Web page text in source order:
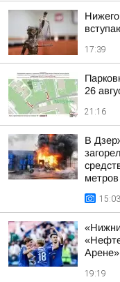
17:39
26
21:16
В
метров
15:03
Арене»
19:19